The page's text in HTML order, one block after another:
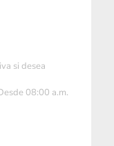
si desea
08:00 a.m.